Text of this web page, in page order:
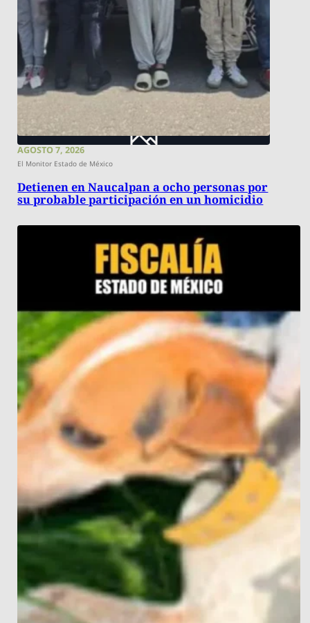
AGOSTO 7, 2026
El Monitor Estado de México
Detienen en Naucalpan a ocho personas por
su probable participación en un homicidio